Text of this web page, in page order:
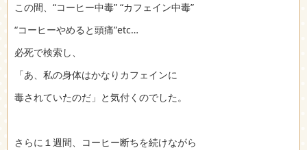
この間、“コーヒー中毒” “カフェイン中毒”
“コーヒーやめると頭痛”etc…
必死で検索し、
「あ、私の身体はかなりカフェインに
毒されていたのだ」と気付くのでした。
さらに１週間、コーヒー断ちを続けながら